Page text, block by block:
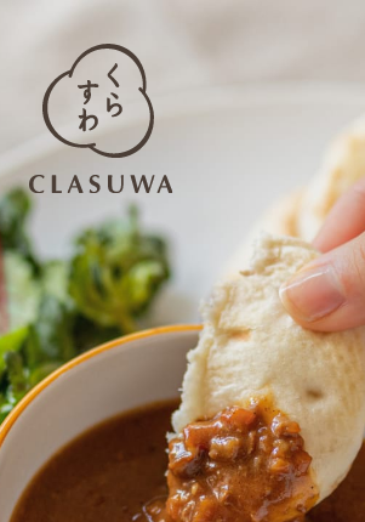
くらすわとは
お知らせ
店舗一覧